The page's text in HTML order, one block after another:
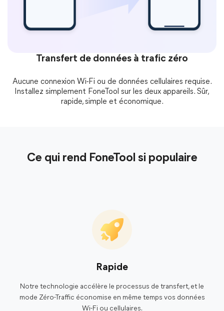
Transfert de données à trafic zéro
Aucune connexion Wi-Fi ou de données cellulaires requise.
Installez simplement FoneTool sur les deux appareils. Sûr,
rapide, simple et économique.
Ce qui rend FoneTool si populaire
Rapide
Notre technologie accélère le processus de transfert, et le
mode Zéro-Traffic économise en même temps vos données
Wi-Fi ou cellulaires.